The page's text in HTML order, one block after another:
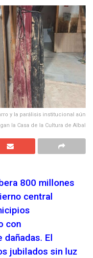
y la parálisis institucional aún
la Casa de la Cultura de Albal
800 millones
central
con
El
jubilados sin luz